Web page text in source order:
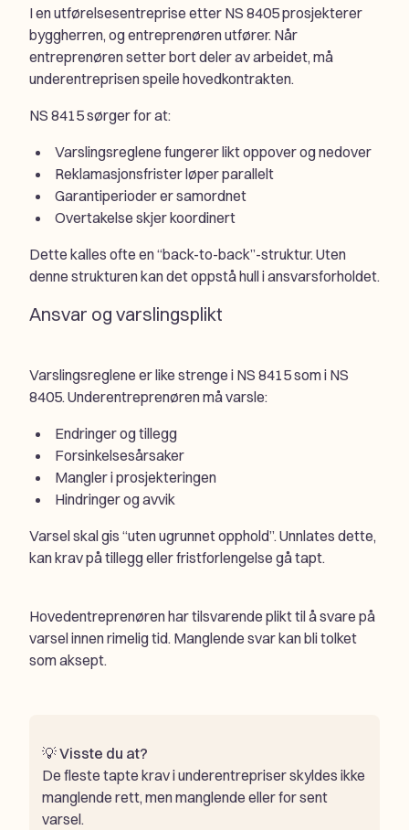
I en utførelsesentreprise etter NS 8405 prosjekterer
byggherren, og entreprenøren utfører. Når
entreprenøren setter bort deler av arbeidet, må
underentreprisen speile hovedkontrakten.
NS 8415 sørger for at:
Varslingsreglene fungerer likt oppover og nedover
Reklamasjonsfrister løper parallelt
Garantiperioder er samordnet
Overtakelse skjer koordinert
Dette kalles ofte en “back-to-back”-struktur. Uten
denne strukturen kan det oppstå hull i ansvarsforholdet.
Ansvar og varslingsplikt
Varslingsreglene er like strenge i NS 8415 som i NS
8405. Underentreprenøren må varsle:
Endringer og tillegg
Forsinkelsesårsaker
Mangler i prosjekteringen
Hindringer og avvik
Varsel skal gis “uten ugrunnet opphold”. Unnlates dette,
kan krav på tillegg eller fristforlengelse gå tapt.
Hovedentreprenøren har tilsvarende plikt til å svare på
varsel innen rimelig tid. Manglende svar kan bli tolket
som aksept.
💡Visste du at?
De fleste tapte krav i underentrepriser skyldes ikke
manglende rett, men manglende eller for sent
varsel.